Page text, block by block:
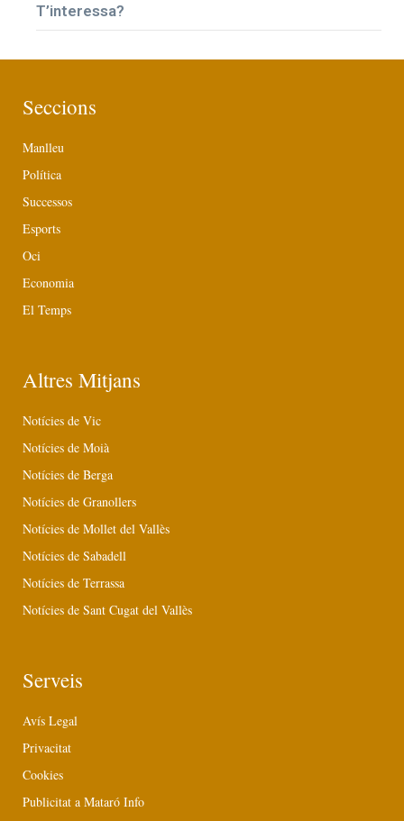
T’interessa?
Seccions
Manlleu
Política
Successos
Esports
Oci
Economia
El Temps
Altres Mitjans
Notícies de Vic
Notícies de Moià
Notícies de Berga
Notícies de Granollers
Notícies de Mollet del Vallès
Notícies de Sabadell
Notícies de Terrassa
Notícies de Sant Cugat del Vallès
Serveis
Avís Legal
Privacitat
Cookies
Publicitat a Mataró Info